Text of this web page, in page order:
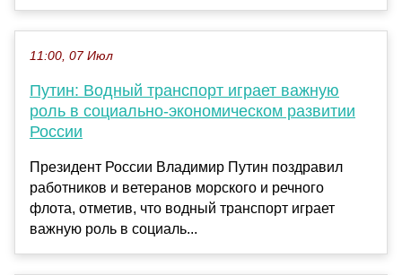
11:00, 07 Июл
Путин: Водный транспорт играет важную
роль в социально-экономическом развитии
России
Президент России Владимир Путин поздравил
работников и ветеранов морского и речного
флота, отметив, что водный транспорт играет
важную роль в социаль...